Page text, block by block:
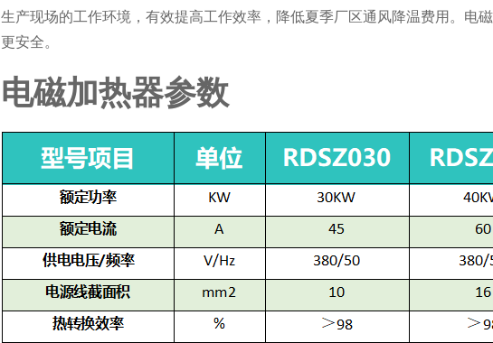
生产现场的工作环境，有效提高工作效率，降低夏季厂区通风降温费用。电
更安全。
电磁加热器参数